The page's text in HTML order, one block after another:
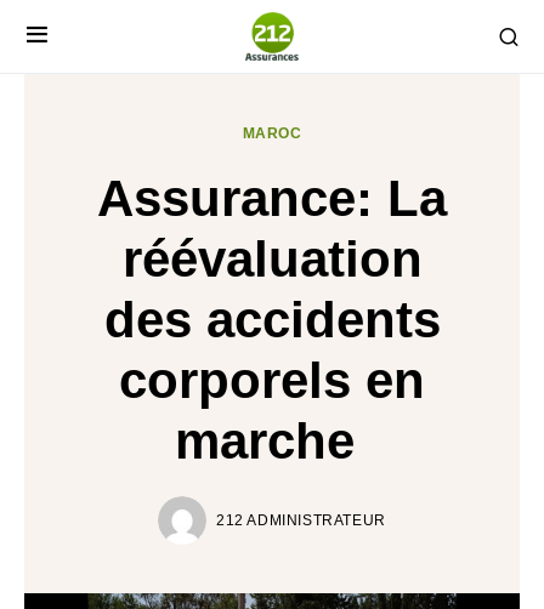
MAROC
Assurance: La
réévaluation
des accidents
corporels en
marche
212 ADMINISTRATEUR